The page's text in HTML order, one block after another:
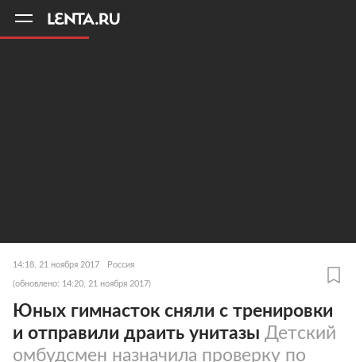
14:18, 21 ноября 2017 Россия
(обновлено: 14:20, 21 ноября 2017)
Юных гимнасток сняли с тренировки
и отправили драить унитазы Детский
омбудсмен назначила проверку по